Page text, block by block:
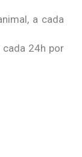
a cada
24h por